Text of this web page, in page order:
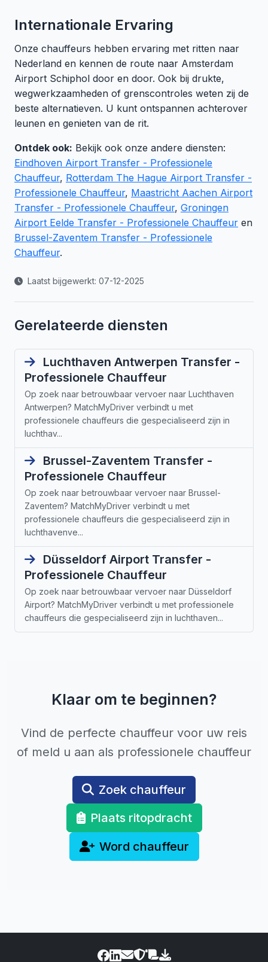
Internationale Ervaring
Onze chauffeurs hebben ervaring met ritten naar
Nederland en kennen de route naar Amsterdam
Airport Schiphol door en door. Ook bij drukte,
wegwerkzaamheden of grenscontroles weten zij de
beste alternatieven. U kunt ontspannen achterover
leunen en genieten van de rit.
Ontdek ook: Bekijk ook onze andere diensten:
Eindhoven Airport Transfer - Professionele
Chauffeur, Rotterdam The Hague Airport Transfer -
Professionele Chauffeur, Maastricht Aachen Airport
Transfer - Professionele Chauffeur, Groningen
Airport Eelde Transfer - Professionele Chauffeur en
Brussel-Zaventem Transfer - Professionele
Chauffeur.
Laatst bijgewerkt: 07-12-2025
Gerelateerde diensten
Luchthaven Antwerpen Transfer -
Professionele Chauffeur
Op zoek naar betrouwbaar vervoer naar Luchthaven
Antwerpen? MatchMyDriver verbindt u met
professionele chauffeurs die gespecialiseerd zijn in
luchthav...
Brussel-Zaventem Transfer -
Professionele Chauffeur
Op zoek naar betrouwbaar vervoer naar Brussel-
Zaventem? MatchMyDriver verbindt u met
professionele chauffeurs die gespecialiseerd zijn in
luchthavenve...
Düsseldorf Airport Transfer -
Professionele Chauffeur
Op zoek naar betrouwbaar vervoer naar Düsseldorf
Airport? MatchMyDriver verbindt u met professionele
chauffeurs die gespecialiseerd zijn in luchthaven...
Klaar om te beginnen?
Vind de perfecte chauffeur voor uw reis
of meld u aan als professionele chauffeur
Zoek chauffeur
Plaats ritopdracht
Word chauffeur